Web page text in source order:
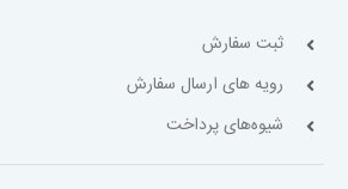
ثبت سفارش
رویه های ارسال سفارش
شیوه‌های پرداخت